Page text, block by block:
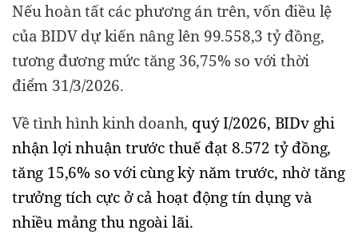
Nếu hoàn tất các phương án trên, vốn điều lệ
của BIDV dự kiến nâng lên 99.558,3 tỷ đồng,
tương đương mức tăng 36,75% so với thời
điểm 31/3/2026.
Về tình hình kinh doanh, quý I/2026, BIDv ghi
nhận lợi nhuận trước thuế đạt 8.572 tỷ đồng,
tăng 15,6% so với cùng kỳ năm trước, nhờ tăng
trưởng tích cực ở cả hoạt động tín dụng và
nhiều mảng thu ngoài lãi.